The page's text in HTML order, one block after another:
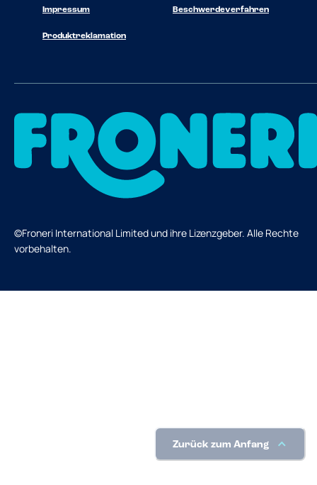
Impressum Beschwerdeverfahren
Produktreklamation
©Froneri International Limited und ihre Lizenzgeber. Alle Rechte
vorbehalten.
Zurück zum Anfang